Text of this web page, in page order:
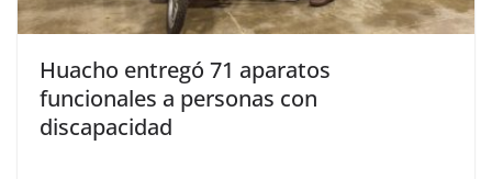
Huacho entregó 71 aparatos
funcionales a personas con
discapacidad